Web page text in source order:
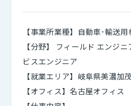
【事業所業種】自動車･輸送
【分野】 フィールド エンジ
ビスエンジニア
【就業エリア】岐阜県美濃加
【オフィス】名古屋オフィス